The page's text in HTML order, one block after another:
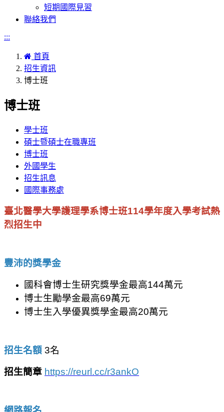
短期國際見習
聯絡我們
:::
首頁
招生資訊
博士班
博士班
學士班
碩士暨碩士在職專班
博士班
外國學生
招生訊息
國際事務處
臺北醫學大學護理學系博士班114學年度入學考試熱
烈招生中
豐沛的獎學金
國科會博士生研究獎學金最高144萬元
博士生勵學金最高69萬元
博士生入學優異獎學金最高20萬元
招生名額 3名
招生簡章 https://reurl.cc/r3ankO